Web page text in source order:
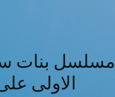
مسلسل بنات
الاولى